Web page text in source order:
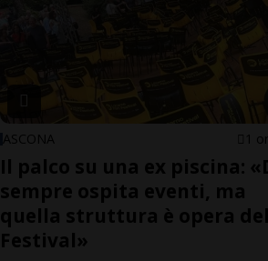
ASCONA 1
Il palco su una ex piscina:
sempre ospita eventi, ma
quella struttura è opera del
Festival»